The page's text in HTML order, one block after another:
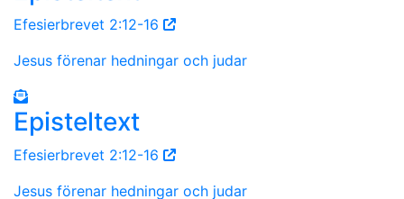
Efesierbrevet 2:12-16
Jesus förenar hedningar och judar
Episteltext
Efesierbrevet 2:12-16
Jesus förenar hedningar och judar